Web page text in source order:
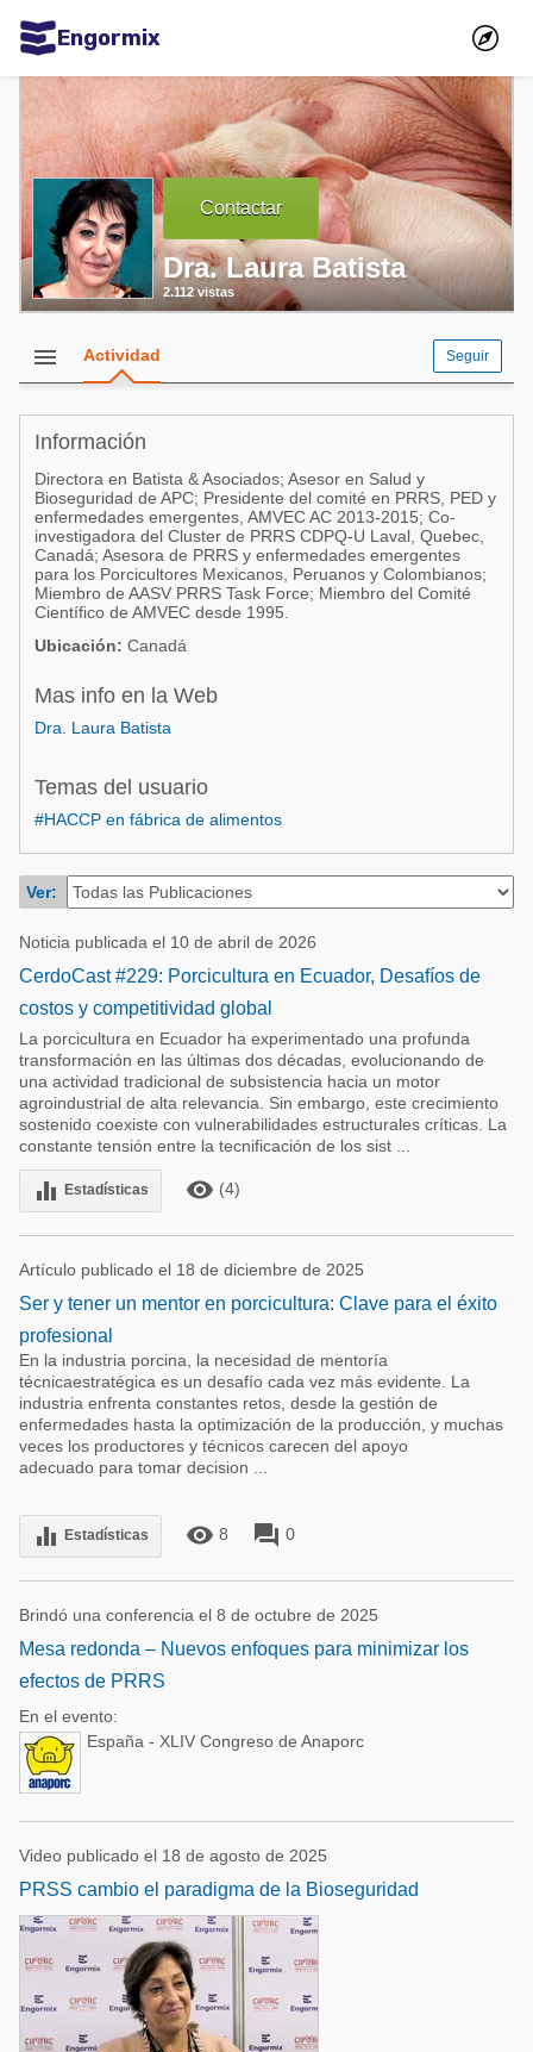
Engormix
Comunidades en español
Agricultura
Balanceados - Piensos
Avicultura
Ganadería
Lechería
Micotoxinas
Mascotas
Comunidades en inglés
Acuacultura
Micotoxinas
Lechería
Comunidades en portugués
Micotoxinas
Avicultura
Porcicultura
Ganadería
Lechería
Contactar
Dra. Laura Batista
2.112 vistas
menu Actividad Seguir
Información
Directora en Batista & Asociados; Asesor en Salud y
Bioseguridad de APC; Presidente del comité en PRRS, PED y
enfermedades emergentes, AMVEC AC 2013-2015; Co-
investigadora del Cluster de PRRS CDPQ-U Laval, Quebec,
Canadá; Asesora de PRRS y enfermedades emergentes
para los Porcicultores Mexicanos, Peruanos y Colombianos;
Miembro de AASV PRRS Task Force; Miembro del Comité
Científico de AMVEC desde 1995.
Ubicación: Canadá
Mas info en la Web
Dra. Laura Batista
Temas del usuario
#HACCP en fábrica de alimentos
Ver:
Noticia publicada el 10 de abril de 2026
CerdoCast #229: Porcicultura en Ecuador, Desafíos de
costos y competitividad global
La porcicultura en Ecuador ha experimentado una profunda
transformación en las últimas dos décadas, evolucionando de
una actividad tradicional de subsistencia hacia un motor
agroindustrial de alta relevancia. Sin embargo, este crecimiento
sostenido coexiste con vulnerabilidades estructurales críticas. La
constante tensión entre la tecnificación de los sist ...
equalizer Estadísticas remove_red_eye (4)
Artículo publicado el 18 de diciembre de 2025
Ser y tener un mentor en porcicultura: Clave para el éxito
profesional
En la industria porcina, la necesidad de mentoría
técnicaestratégica es un desafío cada vez más evidente. La
industria enfrenta constantes retos, desde la gestión de
enfermedades hasta la optimización de la producción, y muchas
veces los productores y técnicos carecen del apoyo
adecuado para tomar decision ...
equalizer Estadísticas remove_red_eye 8 forum 0
Brindó una conferencia el 8 de octubre de 2025
Mesa redonda – Nuevos enfoques para minimizar los
efectos de PRRS
En el evento:
España - XLIV Congreso de Anaporc
Video publicado el 18 de agosto de 2025
PRSS cambio el paradigma de la Bioseguridad